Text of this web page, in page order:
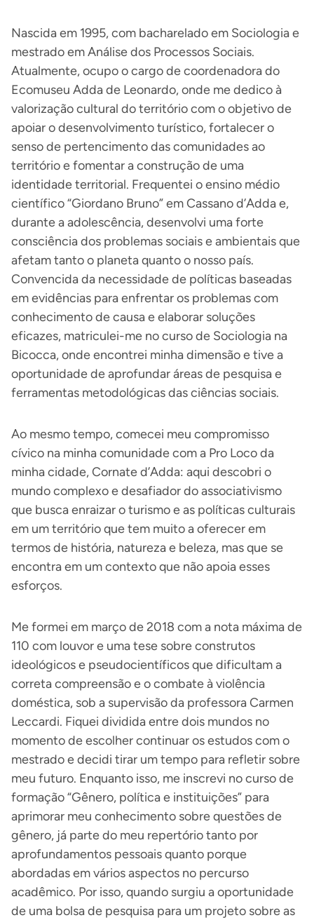
Nascida em 1995, com bacharelado em Sociologia e
mestrado em Análise dos Processos Sociais.
Atualmente, ocupo o cargo de coordenadora do
Ecomuseu Adda de Leonardo, onde me dedico à
valorização cultural do território com o objetivo de
apoiar o desenvolvimento turístico, fortalecer o
senso de pertencimento das comunidades ao
território e fomentar a construção de uma
identidade territorial. Frequentei o ensino médio
científico “Giordano Bruno” em Cassano d’Adda e,
durante a adolescência, desenvolvi uma forte
consciência dos problemas sociais e ambientais que
afetam tanto o planeta quanto o nosso país.
Convencida da necessidade de políticas baseadas
em evidências para enfrentar os problemas com
conhecimento de causa e elaborar soluções
eficazes, matriculei-me no curso de Sociologia na
Bicocca, onde encontrei minha dimensão e tive a
oportunidade de aprofundar áreas de pesquisa e
ferramentas metodológicas das ciências sociais.
Ao mesmo tempo, comecei meu compromisso
cívico na minha comunidade com a Pro Loco da
minha cidade, Cornate d’Adda: aqui descobri o
mundo complexo e desafiador do associativismo
que busca enraizar o turismo e as políticas culturais
em um território que tem muito a oferecer em
termos de história, natureza e beleza, mas que se
encontra em um contexto que não apoia esses
esforços.
Me formei em março de 2018 com a nota máxima de
110 com louvor e uma tese sobre construtos
ideológicos e pseudocientíficos que dificultam a
correta compreensão e o combate à violência
doméstica, sob a supervisão da professora Carmen
Leccardi. Fiquei dividida entre dois mundos no
momento de escolher continuar os estudos com o
mestrado e decidi tirar um tempo para refletir sobre
meu futuro. Enquanto isso, me inscrevi no curso de
formação “Gênero, política e instituições” para
aprimorar meu conhecimento sobre questões de
gênero, já parte do meu repertório tanto por
aprofundamentos pessoais quanto porque
abordadas em vários aspectos no percurso
acadêmico. Por isso, quando surgiu a oportunidade
de uma bolsa de pesquisa para um projeto sobre as